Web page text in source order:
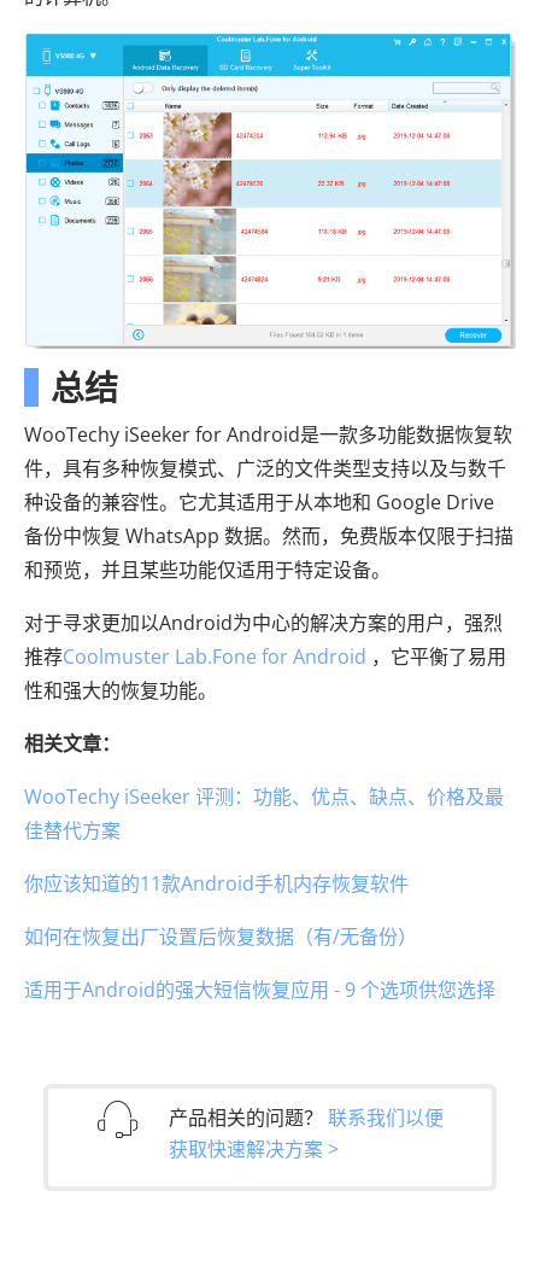
总结
WooTechy iSeeker for Android是一款多功能数据恢复软
件，具有多种恢复模式、广泛的文件类型支持以及与数千
种设备的兼容性。它尤其适用于从本地和 Google Drive
备份中恢复 WhatsApp 数据。然而，免费版本仅限于扫描
和预览，并且某些功能仅适用于特定设备。
对于寻求更加以Android为中心的解决方案的用户，强烈
推荐Coolmuster Lab.Fone for Android ，它平衡了易用
性和强大的恢复功能。
相关文章：
WooTechy iSeeker 评测：功能、优点、缺点、价格及最
佳替代方案
你应该知道的11款Android手机内存恢复软件
如何在恢复出厂设置后恢复数据（有/无备份）
适用于Android的强大短信恢复应用 - 9 个选项供您选择
产品相关的问题？ 联系我们以便
获取快速解决方案 >